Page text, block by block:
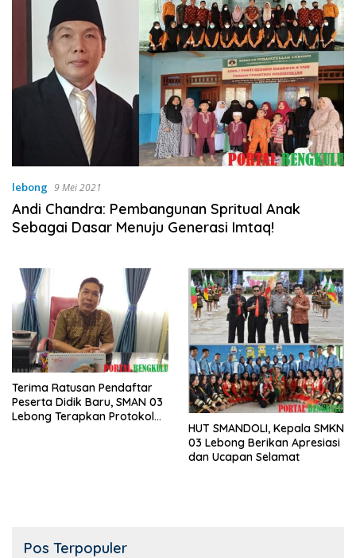
lebong 9 Mei 2021
Andi Chandra: Pembangunan Spritual Anak
Sebagai Dasar Menuju Generasi Imtaq!
Terima Ratusan Pendaftar
Peserta Didik Baru, SMAN 03
Lebong Terapkan Protokol
HUT SMANDOLI, Kepala SMKN
03 Lebong Berikan Apresiasi
dan Ucapan Selamat
Pos Terpopuler